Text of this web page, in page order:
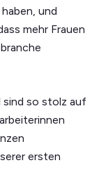
und
mehr Frauen
sind so stolz auf
ersten